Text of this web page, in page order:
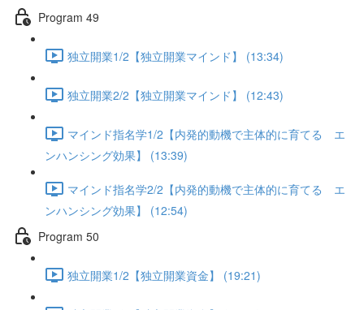
Program 49
独立開業1/2【独立開業マインド】 (13:34)
独立開業2/2【独立開業マインド】 (12:43)
マインド指名学1/2【内発的動機で主体的に育てる エ
ンハンシング効果】 (13:39)
マインド指名学2/2【内発的動機で主体的に育てる エ
ンハンシング効果】 (12:54)
Program 50
独立開業1/2【独立開業資金】 (19:21)